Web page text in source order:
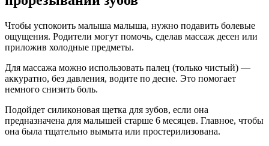
Чтобы успокоить малыша малыша, нужно подавить болевые
ощущения. Родители могут помочь, сделав массаж десен или
приложив холодные предметы.
Для массажа можно использовать палец (только чистый) —
аккуратно, без давления, водите по десне. Это помогает
немного снизить боль.
Подойдет силиконовая щетка для зубов, если она
предназначена для малышей старше 6 месяцев. Главное, чтобы
она была тщательно вымыта или простерилизована.